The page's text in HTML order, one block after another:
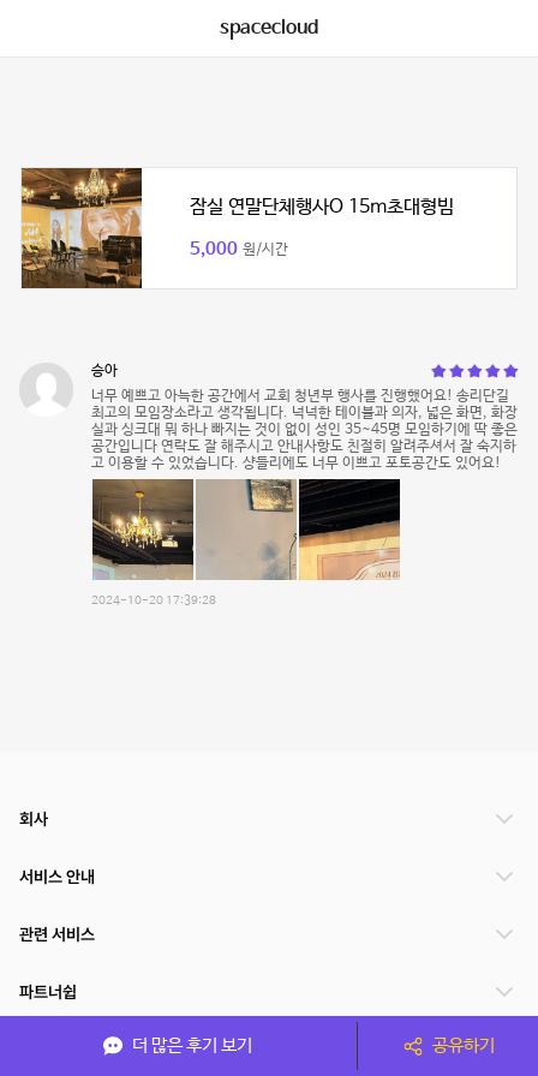
spacecloud
잠실 연말단체행사O 15m초대형빔
5,000 원/시간
승아
너무 예쁘고 아늑한 공간에서 교회 청년부 행사를 진행했어요! 송리단길
최고의 모임장소라고 생각됩니다. 넉넉한 테이블과 의자, 넓은 화면, 화장
실과 싱크대 뭐 하나 빠지는 것이 없이 성인 35~45명 모임하기에 딱 좋은
공간입니다 연락도 잘 해주시고 안내사항도 친절히 알려주셔서 잘 숙지하
고 이용할 수 있었습니다. 샹들리에도 너무 이쁘고 포토공간도 있어요!
2024-10-20 17:39:28
더 많은 후기 보기 공유하기
회사
서비스 안내
관련 서비스
파트너쉽
서비스 제공 국가